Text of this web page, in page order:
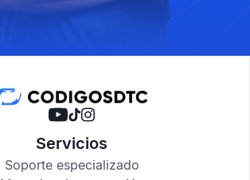
Servicios
Soporte especializado